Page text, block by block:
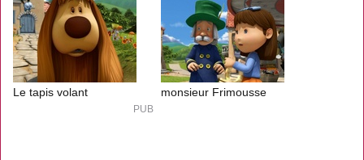
Le tapis volant monsieur Frimousse